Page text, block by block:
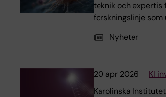
teknik och expertis
forskningslinje
Nyheter
20 apr 2026
KI
Karolinska